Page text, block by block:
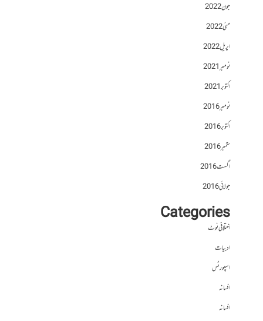
جون 2022
مئی 2022
اپریل 2022
نومبر 2021
اکتوبر 2021
نومبر 2016
اکتوبر 2016
ستمبر 2016
اگست 2016
جولائی 2016
Categories
اختلافی نوٹ
ادبیات
اسپورٹس
افسانہ
افسانہ